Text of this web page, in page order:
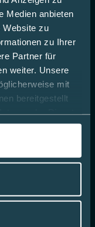
Medien anbieten
Website zu
zu Ihrer
Partner für
weiter. Unsere
mit
bereitgestellt